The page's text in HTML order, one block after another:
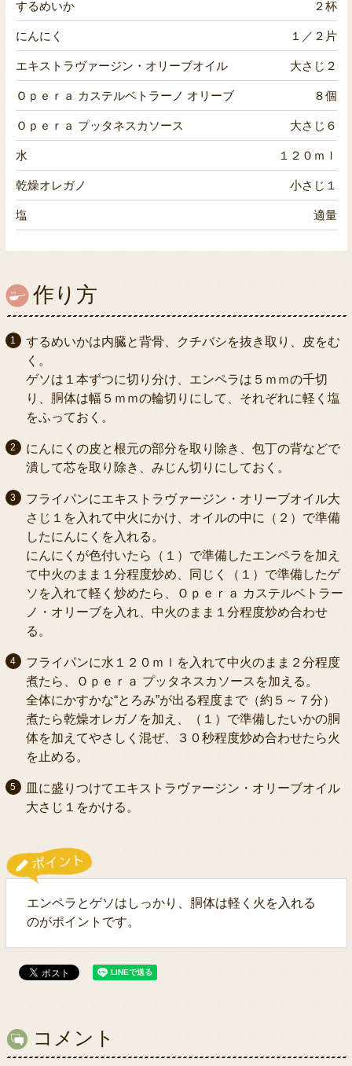
するめいか ２杯
にんにく １／２片
エキストラヴァージン・オリーブオイル 大さじ２
Ｏｐｅｒａ カステルベトラーノ オリーブ ８個
Ｏｐｅｒａ プッタネスカソース 大さじ６
水 １２０ｍｌ
乾燥オレガノ 小さじ１
塩 適量
作り方
するめいかは内臓と背骨、クチバシを抜き取り、皮をむ
く。
ゲソは１本ずつに切り分け、エンペラは５ｍｍの千切
り、胴体は幅５ｍｍの輪切りにして、それぞれに軽く塩
をふっておく。
にんにくの皮と根元の部分を取り除き、包丁の背などで
潰して芯を取り除き、みじん切りにしておく。
フライパンにエキストラヴァージン・オリーブオイル大
さじ１を入れて中火にかけ、オイルの中に（２）で準備
したにんにくを入れる。
にんにくが色付いたら（１）で準備したエンペラを加え
て中火のまま１分程度炒め、同じく（１）で準備したゲ
ソを入れて軽く炒めたら、Ｏｐｅｒａ カステルベトラー
ノ・オリーブを入れ、中火のまま１分程度炒め合わせ
る。
フライパンに水１２０ｍｌを入れて中火のまま２分程度
煮たら、Ｏｐｅｒａ プッタネスカソースを加える。
全体にかすかな“とろみ”が出る程度まで（約５～７分）
煮たら乾燥オレガノを加え、（１）で準備したいかの胴
体を加えてやさしく混ぜ、３０秒程度炒め合わせたら火
を止める。
皿に盛りつけてエキストラヴァージン・オリーブオイル
大さじ１をかける。
エンペラとゲソはしっかり、胴体は軽く火を入れる
のがポイントです。
コメント